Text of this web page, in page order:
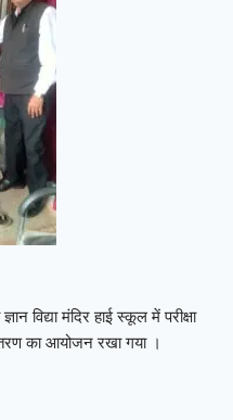
विद्या मंदिर हाई स्कूल में परीक्षा
का आयोजन रखा गया ।